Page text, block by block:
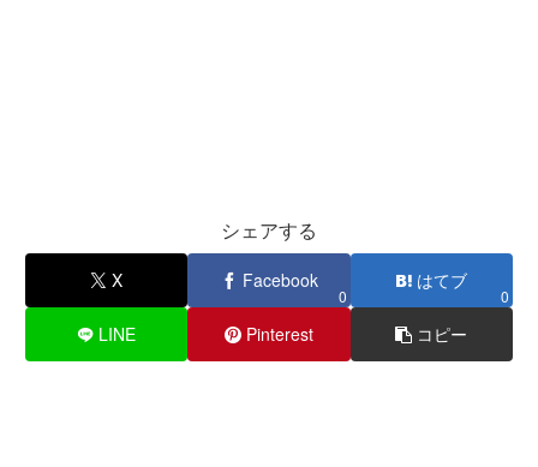
シェアする
X Facebook
0
はてブ
0
LINE Pinterest コピー